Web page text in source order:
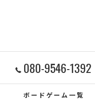
080-9546-1392
ボードゲーム一覧